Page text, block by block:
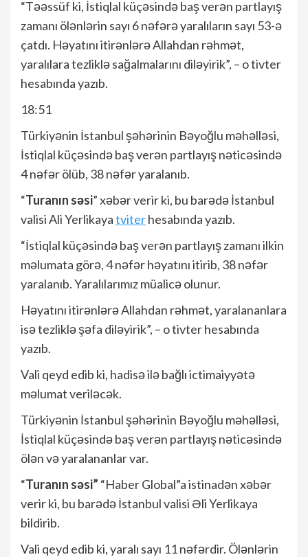
“Təəssüf ki, İstiqlal küçəsində baş verən partlayış
zamanı ölənlərin sayı 6 nəfərə yaralıların sayı 53-ə
çatdı. Həyatını itirənlərə Allahdan rəhmət,
yaralılara tezliklə sağalmalarını diləyirik”, – o tivter
hesabında yazıb.
18:51
Türkiyənin İstanbul şəhərinin Bəyoğlu məhəlləsi,
İstiqlal küçəsində baş verən partlayış nəticəsində
4 nəfər ölüb, 38 nəfər yaralanıb.
“Turanın səsi” xəbər verir ki, bu barədə İstanbul
valisi Ali Yerlikayatviterhesabında yazıb.
“İstiqlal küçəsində baş verən partlayış zamanı ilkin
məlumata görə, 4 nəfər həyatını itirib, 38 nəfər
yaralanıb. Yaralılarımız müalicə olunur.
Həyatını itirənlərə Allahdan rəhmət, yaralananlara
isə tezliklə şəfa diləyirik”, – o tivter hesabında
yazıb.
Vali qeyd edib ki, hadisə ilə bağlı ictimaiyyətə
məlumat veriləcək.
Türkiyənin İstanbul şəhərinin Bəyoğlu məhəlləsi,
İstiqlal küçəsində baş verən partlayış nəticəsində
ölən və yaralananlar var.
“Turanın səsi” “Haber Global”a istinadən xəbər
verir ki, bu barədə İstanbul valisi Əli Yerlikaya
bildirib.
Vali qeyd edib ki, yaralı sayı 11 nəfərdir. Ölənlərin